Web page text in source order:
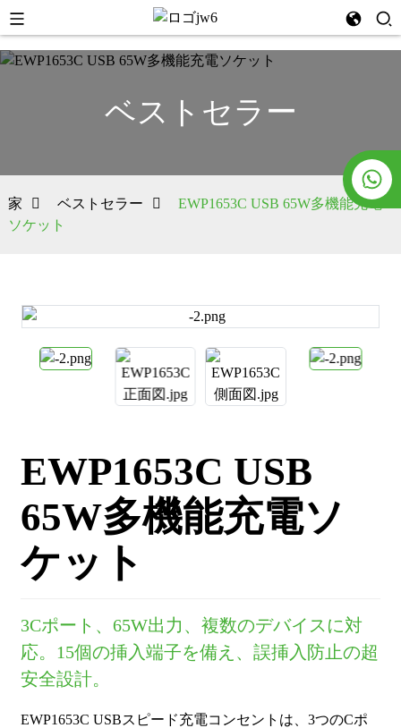
ベストセラー
家 ベストセラー
EWP1653C USB 65W多機能充電
ソケット
EWP1653C USB
65W多機能充電ソ
ケット
3Cポート、65W出力、複数のデバイスに対
応。15個の挿入端子を備え、誤挿入防止の超
安全設計。
EWP1653C USBスピード充電コンセントは、3つのCポ